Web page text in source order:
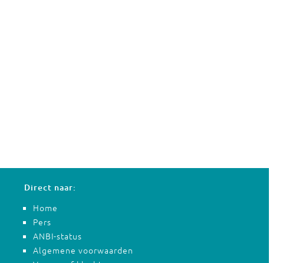
Direct naar:
Home
Pers
ANBI-status
Algemene voorwaarden